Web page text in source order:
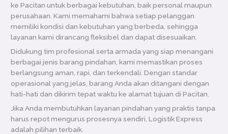
ke Pacitan untuk berbagai kebutuhan, baik personal maupun
perusahaan. Kami memahami bahwa setiap pelanggan
memiliki kondisi dan kebutuhan yang berbeda, sehingga
layanan kami dirancang fleksibel dan dapat disesuaikan.
Didukung tim profesional serta armada yang siap menangani
berbagai jenis barang pindahan, kami memastikan proses
berlangsung aman, rapi, dan terkendali. Dengan standar
operasional yang jelas, barang Anda akan ditangani dengan
hati-hati dan dikirim tepat waktu ke alamat tujuan di Pacitan.
Jika Anda membutuhkan layanan pindahan yang praktis tanpa
harus repot mengurus prosesnya sendiri, Logistik Express
adalah pilihan terbaik.